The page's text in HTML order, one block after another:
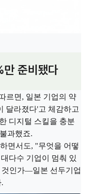
준비됐다
르면, 일본 기업의 약
달라졌다'고 체감하고
디지털 스킬을 충분
과했죠.
면서도, "무엇을 어떻
다수 기업이 멈춰 있
것인가—일본 선두기업